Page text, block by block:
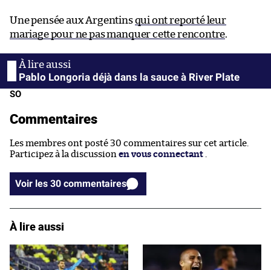
Une pensée aux Argentinsqui ont reporté leur
mariage pour ne pas manquer cette rencontre.
Pablo Longoria déjà dans la sauce à River Plate
SO
Commentaires
Les membres ont posté 30 commentaires sur cet article.
Participez à la discussion en vous connectant .
Voir les 30 commentaires
À lire aussi